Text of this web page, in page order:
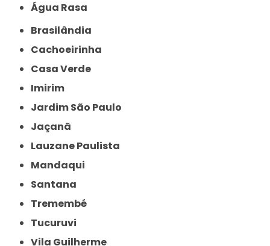
Água Rasa
Brasilândia
Cachoeirinha
Casa Verde
Imirim
Jardim São Paulo
Jaçanã
Lauzane Paulista
Mandaqui
Santana
Tremembé
Tucuruvi
Vila Guilherme